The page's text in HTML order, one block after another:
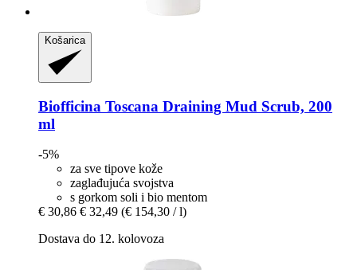
Košarica
Biofficina Toscana Draining Mud Scrub, 200
ml
-5%
za sve tipove kože
zaglađujuća svojstva
s gorkom soli i bio mentom
€ 30,86 € 32,49 (€ 154,30 / l)
Dostava do 12. kolovoza